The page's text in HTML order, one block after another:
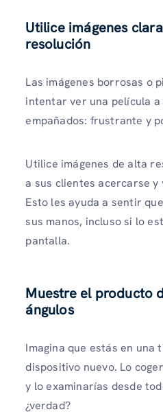
Utilice imágenes
resolución
Las imágenes borrosas o
intentar ver una película
empañados: frustrante y
Utilice imágenes de alta
a sus clientes acercarse
Esto les ayuda a sentir
sus manos, incluso si lo
pantalla.
Muestre el producto
ángulos
Imagina que estás en una
dispositivo nuevo. Lo
y lo examinarías desde
¿verdad?